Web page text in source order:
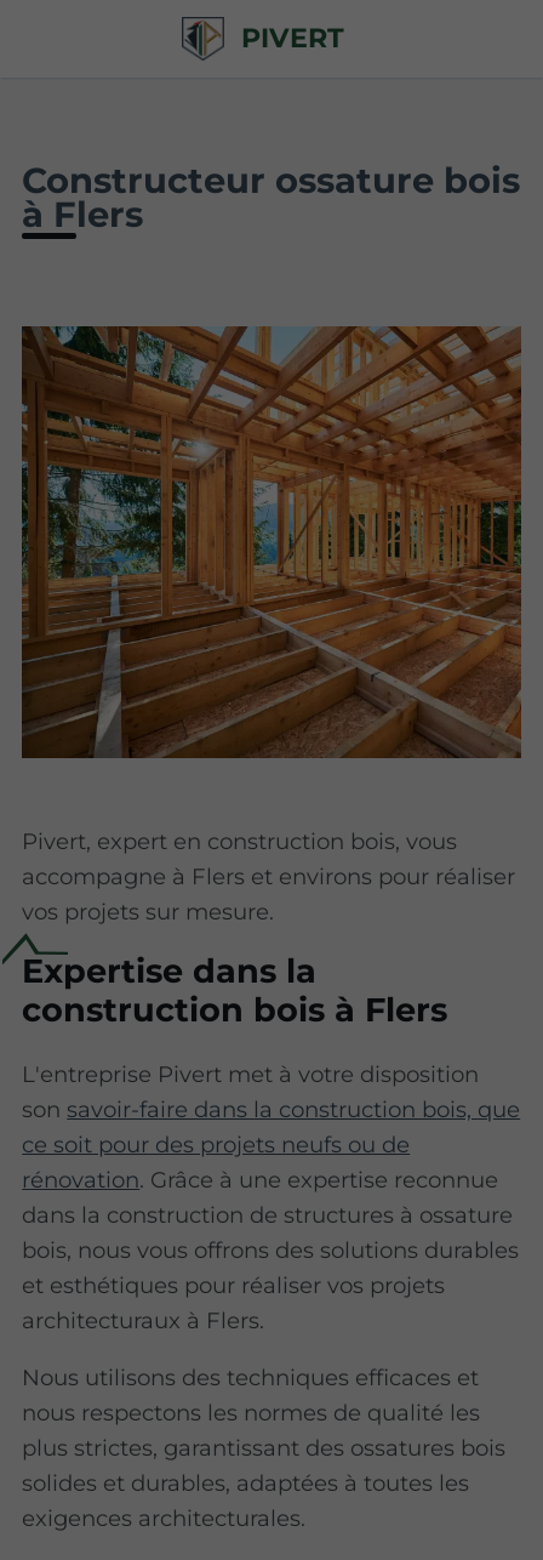
PIVERT
Constructeur ossature bois
à Flers
Pivert, expert en construction bois, vous
accompagne à Flers et environs pour réaliser
vos projets sur mesure.
Expertise dans la
construction bois à Flers
L'entreprise Pivert met à votre disposition
son savoir-faire dans la construction bois, que
ce soit pour des projets neufs ou de
rénovation. Grâce à une expertise reconnue
dans la construction de structures à ossature
bois, nous vous offrons des solutions durables
et esthétiques pour réaliser vos projets
architecturaux à Flers.
Nous utilisons des techniques efficaces et
nous respectons les normes de qualité les
plus strictes, garantissant des ossatures bois
solides et durables, adaptées à toutes les
exigences architecturales.